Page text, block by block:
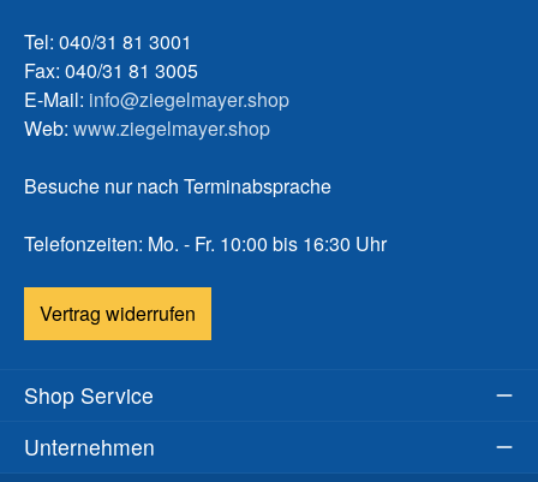
Tel: 040/31 81 3001
Fax: 040/31 81 3005
E-Mail: info@ziegelmayer.shop
Web: www.ziegelmayer.shop
Besuche nur nach Terminabsprache
Telefonzeiten: Mo. - Fr. 10:00 bis 16:30 Uhr
Vertrag widerrufen
Shop Service
Unternehmen